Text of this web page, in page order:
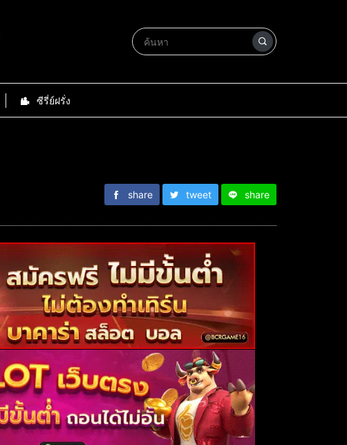
ซีรี่ย์ฝรั่ง
share tweet share